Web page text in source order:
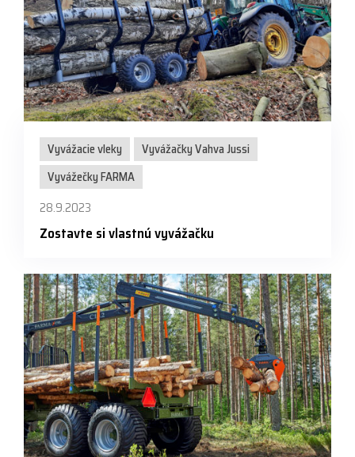
Vyvážacie vleky
Vyvážačky Vahva Jussi
Vyvážečky FARMA
28.9.2023
Zostavte si vlastnú vyvážačku